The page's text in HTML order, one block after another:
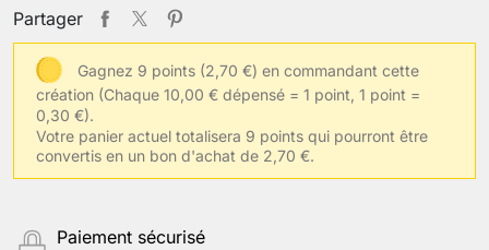
Partager
Gagnez 9 points (2,70 €) en commandant cette
création (Chaque 10,00 € dépensé = 1 point, 1 point =
0,30 €).
Votre panier actuel totalisera 9 points qui pourront être
convertis en un bon d'achat de 2,70 €.
Paiement sécurisé